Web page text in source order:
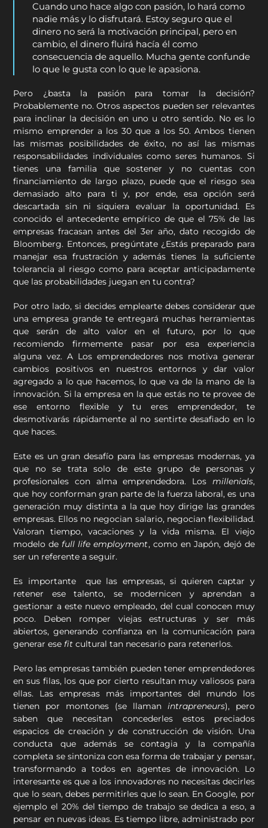
Cuando uno hace algo con pasión, lo hará como
nadie más y lo disfrutará. Estoy seguro que el
dinero no será la motivación principal, pero en
cambio, el dinero fluirá hacía él como
consecuencia de aquello. Mucha gente confunde
lo que le gusta con lo que le apasiona.
Pero ¿basta la pasión para tomar la decisión?
Probablemente no. Otros aspectos pueden ser relevantes
para inclinar la decisión en uno u otro sentido. No es lo
mismo emprender a los 30 que a los 50. Ambos tienen
las mismas posibilidades de éxito, no así las mismas
responsabilidades individuales como seres humanos. Si
tienes una familia que sostener y no cuentas con
financiamiento de largo plazo, puede que el riesgo sea
demasiado alto para ti y, por ende, esa opción será
descartada sin ni siquiera evaluar la oportunidad. Es
conocido el antecedente empírico de que el 75% de las
empresas fracasan antes del 3er año, dato recogido de
Bloomberg. Entonces, pregúntate ¿Estás preparado para
manejar esa frustración y además tienes la suficiente
tolerancia al riesgo como para aceptar anticipadamente
que las probabilidades juegan en tu contra?
Por otro lado, si decides emplearte debes considerar que
una empresa grande te entregará muchas herramientas
que serán de alto valor en el futuro, por lo que
recomiendo firmemente pasar por esa experiencia
alguna vez. A Los emprendedores nos motiva generar
cambios positivos en nuestros entornos y dar valor
agregado a lo que hacemos, lo que va de la mano de la
innovación. Si la empresa en la que estás no te provee de
ese entorno flexible y tu eres emprendedor, te
desmotivarás rápidamente al no sentirte desafiado en lo
que haces.
Este es un gran desafío para las empresas modernas, ya
que no se trata solo de este grupo de personas y
profesionales con alma emprendedora. Los millenials,
que hoy conforman gran parte de la fuerza laboral, es una
generación muy distinta a la que hoy dirige las grandes
empresas. Ellos no negocian salario, negocian flexibilidad.
Valoran tiempo, vacaciones y la vida misma. El viejo
modelo de full life employment, como en Japón, dejó de
ser un referente a seguir.
Es importante que las empresas, si quieren captar y
retener ese talento, se modernicen y aprendan a
gestionar a este nuevo empleado, del cual conocen muy
poco. Deben romper viejas estructuras y ser más
abiertos, generando confianza en la comunicación para
generar ese fit cultural tan necesario para retenerlos.
Pero las empresas también pueden tener emprendedores
en sus filas, los que por cierto resultan muy valiosos para
ellas. Las empresas más importantes del mundo los
tienen por montones (se llaman intrapreneurs), pero
saben que necesitan concederles estos preciados
espacios de creación y de construcción de visión. Una
conducta que además se contagia y la compañía
completa se sintoniza con esa forma de trabajar y pensar,
transformando a todos en agentes de innovación. Lo
interesante es que a los innovadores no necesitas decirles
que lo sean, debes permitirles que lo sean. En Google, por
ejemplo el 20% del tiempo de trabajo se dedica a eso, a
pensar en nuevas ideas. Es tiempo libre, administrado por